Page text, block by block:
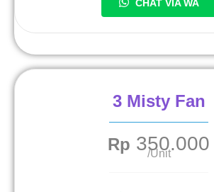
CHAT VIA WA
3 Misty Fan
Rp 350.000
/Unit